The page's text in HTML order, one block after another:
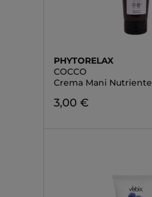
PHYTORELAX
COCCO
Crema Mani Nutriente
3,00 €